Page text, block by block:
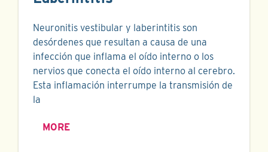
Neuronitis vestibular y laberintitis son
desórdenes que resultan a causa de una
infección que inflama el oído interno o los
nervios que conecta el oído interno al cerebro.
Esta inflamación interrumpe la transmisión de
la
MORE